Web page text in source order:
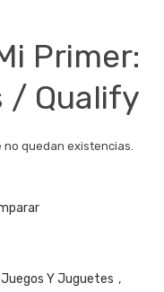
Primer:
/ Qualify
quedan existencias.
Juegos Y Juguetes ,